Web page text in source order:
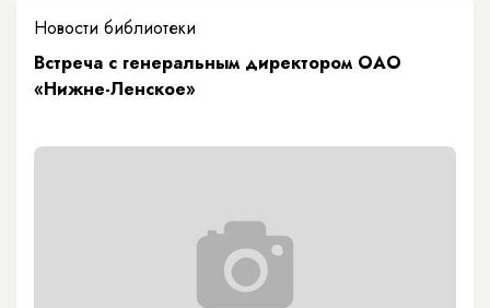
Новости библиотеки
Встреча с генеральным директором ОАО
«Нижне-Ленское»